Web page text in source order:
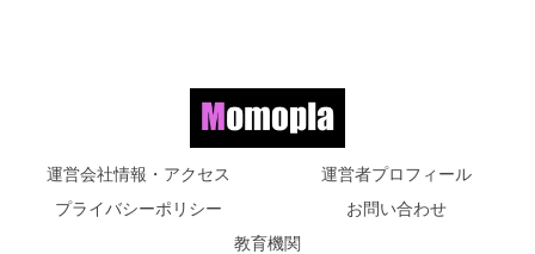
運営会社情報・アクセス
運営者プロフィール
プライバシーポリシー
お問い合わせ
教育機関